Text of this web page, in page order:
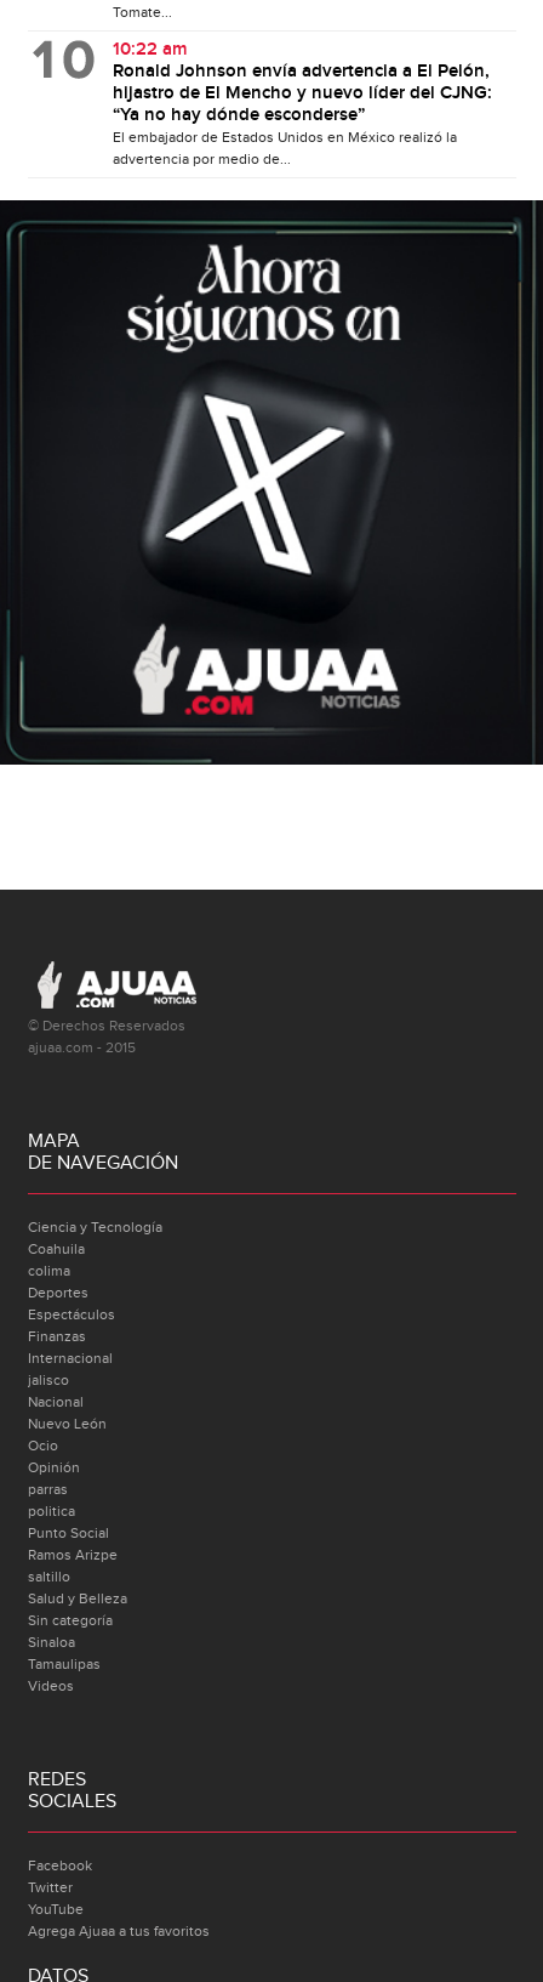
Tomate...
10:22 am
Ronald Johnson envía advertencia a El Pelón,
hijastro de El Mencho y nuevo líder del CJNG:
“Ya no hay dónde esconderse”
El embajador de Estados Unidos en México realizó la
advertencia por medio de...
© Derechos Reservados
ajuaa.com - 2015
MAPA
DE NAVEGACIÓN
Ciencia y Tecnología
Coahuila
colima
Deportes
Espectáculos
Finanzas
Internacional
jalisco
Nacional
Nuevo León
Ocio
Opinión
parras
politica
Punto Social
Ramos Arizpe
saltillo
Salud y Belleza
Sin categoría
Sinaloa
Tamaulipas
Videos
REDES
SOCIALES
Facebook
Twitter
YouTube
Agrega Ajuaa a tus favoritos
DATOS